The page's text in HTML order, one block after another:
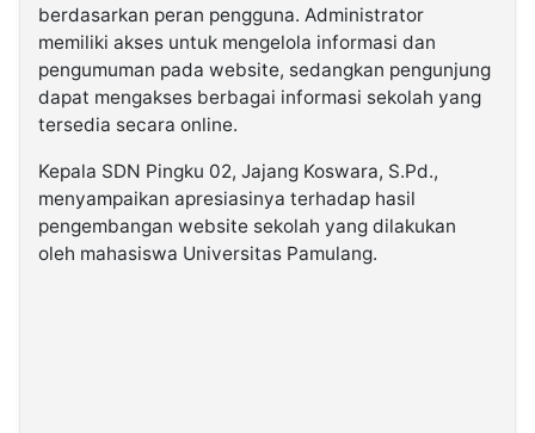
berdasarkan peran pengguna. Administrator
memiliki akses untuk mengelola informasi dan
pengumuman pada website, sedangkan pengunjung
dapat mengakses berbagai informasi sekolah yang
tersedia secara online.
Kepala SDN Pingku 02, Jajang Koswara, S.Pd.,
menyampaikan apresiasinya terhadap hasil
pengembangan website sekolah yang dilakukan
oleh mahasiswa Universitas Pamulang.